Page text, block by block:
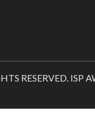
RESERVED. ISP